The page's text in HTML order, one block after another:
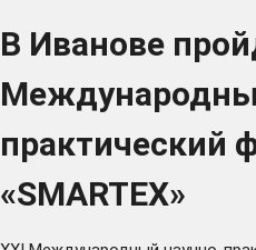
В Иванове
практический
«SMARTEX»